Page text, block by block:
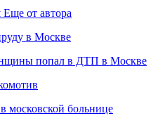
Еще от автора
в Москве
попал в ДТП в Москве
московской больнице